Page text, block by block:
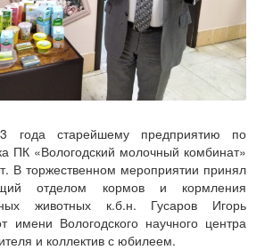
года старейшему предприятию по
ПК «Вологодский молочный комбинат»
В торжественном мероприятии принял
отделом кормов и кормления
животных к.б.н. Гусаров Игорь
имени Вологодского научного центра
и коллектив с юбилеем.